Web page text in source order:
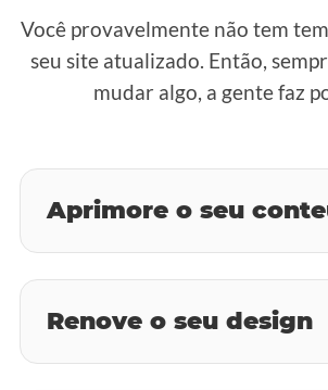
Você provavelmente não tem
seu site atualizado. Então,
mudar algo, a gente faz
Aprimore o seu
Renove o seu design